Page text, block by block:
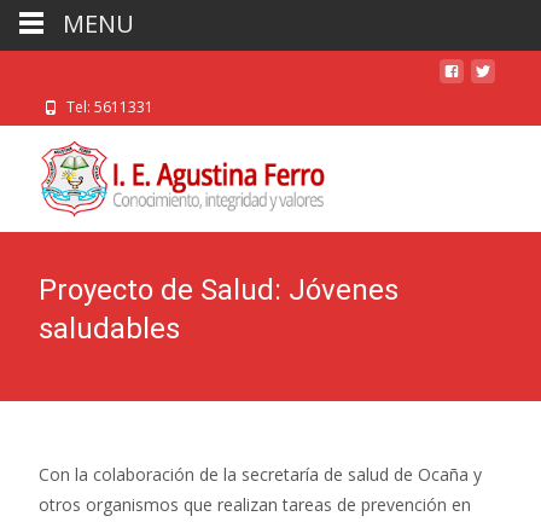
Tel: 5611331
Proyecto de Salud: Jóvenes
saludables
Con la colaboración de la secretaría de salud de Ocaña y
otros organismos que realizan tareas de prevención en
MENU